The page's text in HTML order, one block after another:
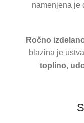
namenjena je
Ročno
blazina je
toplino,